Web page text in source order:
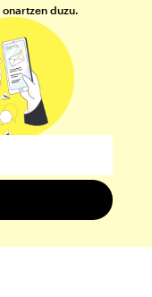
onartzen duzu.